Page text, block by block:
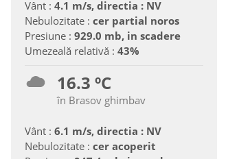
Vânt : 4.1 m/s, directia : NV
Nebulozitate : cer partial noros
Presiune : 929.0 mb, in scadere
Umezeală relativă : 43%
16.3 ºC
în Brasov ghimbav
Vânt : 6.1 m/s, directia : NV
Nebulozitate : cer acoperit